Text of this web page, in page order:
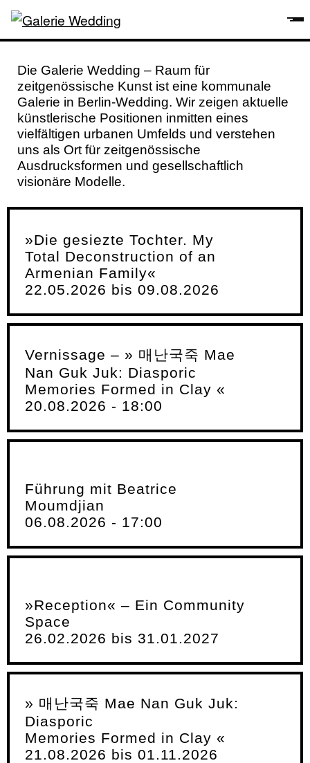
Die Galerie Wedding – Raum für
zeitgenössische Kunst ist eine kommunale
Galerie in Berlin-Wedding. Wir zeigen aktuelle
künstlerische Positionen inmitten eines
vielfältigen urbanen Umfelds und verstehen
uns als Ort für zeitgenössische
Ausdrucksformen und gesellschaftlich
visionäre Modelle.
»Die gesiezte Tochter. My
Total Deconstruction of an
Armenian Family«
22.05.2026 bis 09.08.2026
Vernissage – » 매난국죽 Mae
Nan Guk Juk: Diasporic
Memories Formed in Clay «
20.08.2026 - 18:00
Führung mit Beatrice
Moumdjian
06.08.2026 - 17:00
»Reception« – Ein Community
Space
26.02.2026 bis 31.01.2027
» 매난국죽 Mae Nan Guk Juk:
Diasporic
Memories Formed in Clay «
21.08.2026 bis 01.11.2026